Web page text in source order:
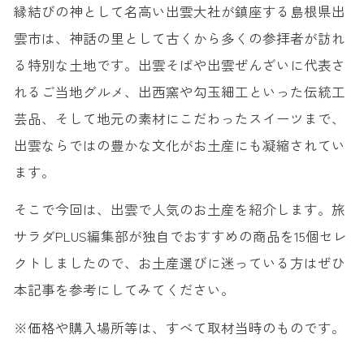
縁結びの神として名高い出雲大社が鎮座する島根県出
雲市は、神話の里として古くから多くの参拝者が訪れ
る特別な土地です。出雲そばや出雲ぜんざいに代表さ
れるご当地グルメ、出西窯や勾玉細工といった伝統工
芸品、そして地元の素材にこだわったスイーツまで、
出雲ならではの豊かな文化がお土産にも凝縮されてい
ます。
そこで今回は、出雲で人気のお土産を紹介します。旅
サラダPLUS編集部が独自でおすすめの商品を15個セレ
クトしましたので、お土産選びに迷っている方はぜひ
本記事を参考にしてみてください。
※価格や購入場所等は、すべて取材当時のものです。